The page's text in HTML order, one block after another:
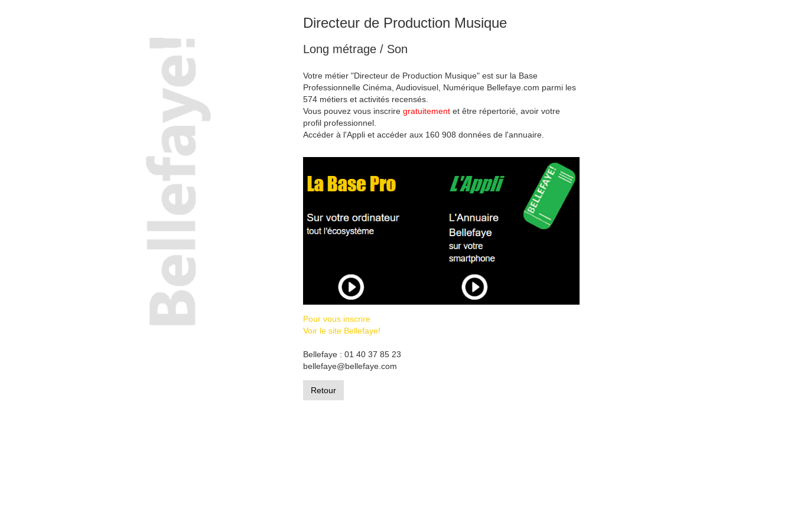
Directeur de Production Musique
Long métrage / Son
Votre métier "Directeur de Production Musique" est sur la Base
Professionnelle Cinéma, Audiovisuel, Numérique Bellefaye.com parmi les
574 métiers et activités recensés.
Vous pouvez vous inscrire gratuitementet être répertorié, avoir votre
profil professionnel.
Accéder à l'Appli et accéder aux 160 908 données de l'annuaire.
Pour vous inscrire
Voir le site Bellefaye!
Bellefaye : 01 40 37 85 23
bellefaye@bellefaye.com
Retour